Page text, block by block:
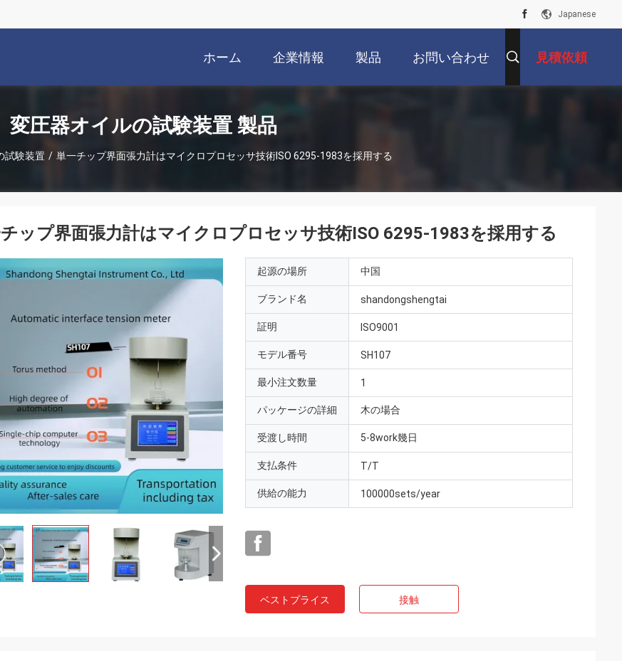
Japanese
ホーム 企業情報 製品 お問い合わせ 見積依頼
変圧器オイルの試験装置 製品
試験装置 / 単一チップ界面張力計はマイクロプロセッサ技術ISO 6295-1983を採用する
ップ界面張力計はマイクロプロセッサ技術ISO 6295-1983を採用する
起源の場所 中国
ブランド名 shandongshengtai
証明 ISO9001
モデル番号 SH107
最小注文数量 1
パッケージの詳細 木の場合
受渡し時間 5-8work幾日
支払条件 T/T
供給の能力 100000sets/year
ベストプライス 接触